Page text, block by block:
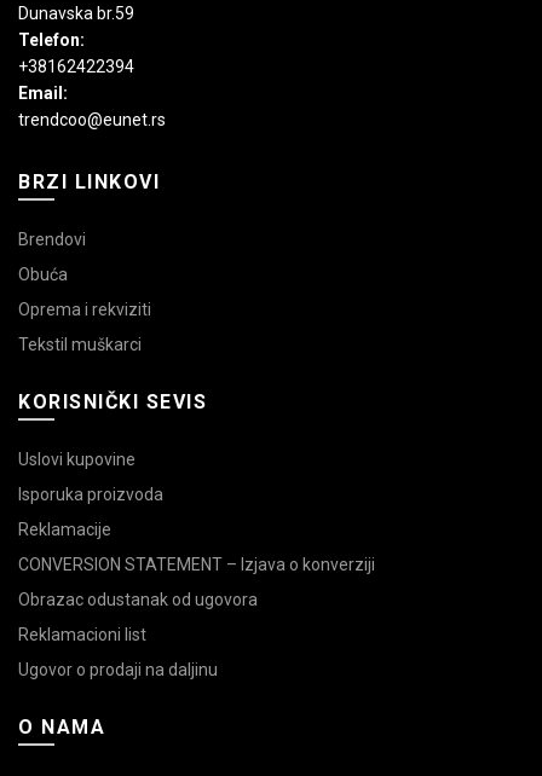
Dunavska br.59
Telefon:
+38162422394
Email:
trendcoo@eunet.rs
BRZI LINKOVI
Brendovi
Obuća
Oprema i rekviziti
Tekstil muškarci
KORISNIČKI SEVIS
Uslovi kupovine
Isporuka proizvoda
Reklamacije
CONVERSION STATEMENT – Izjava o konverziji
Obrazac odustanak od ugovora
Reklamacioni list
Ugovor o prodaji na daljinu
O NAMA